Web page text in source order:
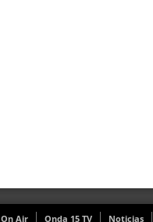
On Air Onda 15 TV Noticias